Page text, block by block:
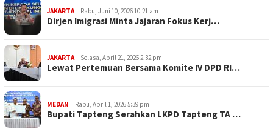
JAKARTA Rabu, Juni 10, 2026 10:21 am
Dirjen Imigrasi Minta Jajaran Fokus Kerj…
JAKARTA Selasa, April 21, 2026 2:32 pm
Lewat Pertemuan Bersama Komite IV DPD RI…
MEDAN Rabu, April 1, 2026 5:39 pm
Bupati Tapteng Serahkan LKPD Tapteng TA …